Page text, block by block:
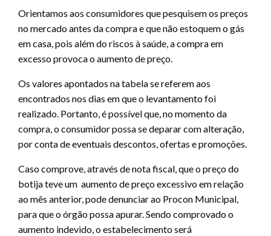
Orientamos aos consumidores que pesquisem os preços
no mercado antes da compra e que não estoquem o gás
em casa, pois além do riscos à saúde, a compra em
excesso provoca o aumento de preço.
Os valores apontados na tabela se referem aos
encontrados nos dias em que o levantamento foi
realizado. Portanto, é possível que, no momento da
compra, o consumidor possa se deparar com alteração,
por conta de eventuais descontos, ofertas e promoções.
Caso comprove, através de nota fiscal, que o preço do
botija teve um aumento de preço excessivo em relação
ao mês anterior, pode denunciar ao Procon Municipal,
para que o órgão possa apurar. Sendo comprovado o
aumento indevido, o estabelecimento será